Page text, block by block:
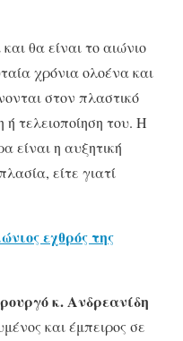
θα είναι το αιώνιο
χρόνια ολοένα και
στον πλαστικό
τελειοποίηση του. Η
είναι η αυξητική
είτε γιατί
εχθρός της
κ. Ανδρεανίδη
και έμπειρος σε